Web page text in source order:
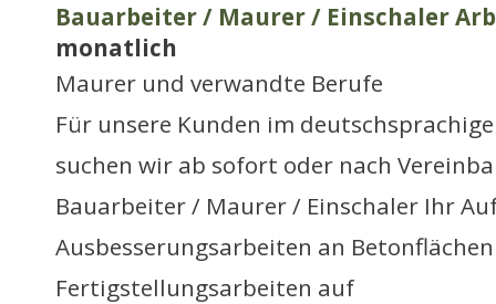
Bauarbeiter / Maurer / Einschaler
monatlich
Maurer und verwandte Berufe
Für unsere Kunden im
suchen wir ab sofort oder nach
Bauarbeiter / Maurer / Einschaler Ihr
Ausbesserungsarbeiten an Betonflächen
Fertigstellungsarbeiten auf